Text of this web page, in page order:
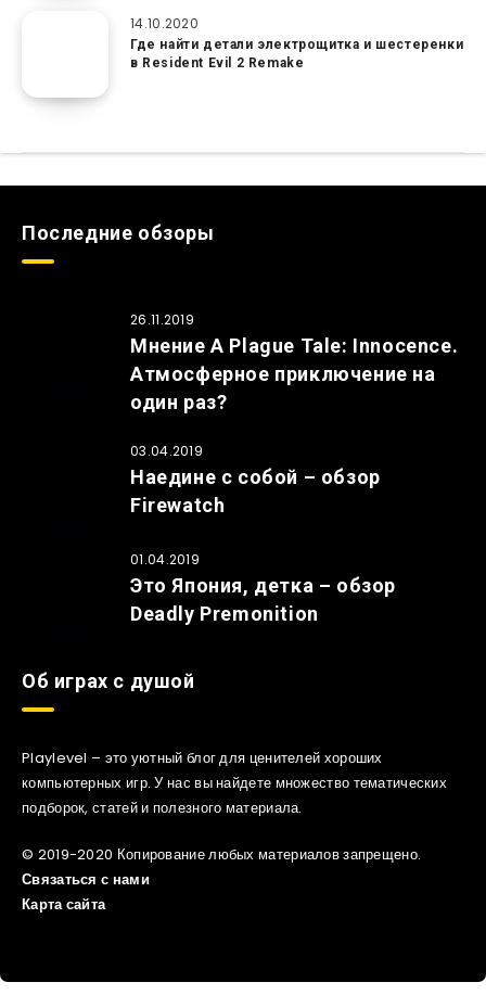
14.10.2020
Где найти детали электрощитка и шестеренки
в Resident Evil 2 Remake
Последние обзоры
26.11.2019
Мнение A Plague Tale: Innocence.
Атмосферное приключение на
один раз?
03.04.2019
Наедине с собой – обзор
Firewatch
01.04.2019
Это Япония, детка – обзор
Deadly Premonition
Об играх с душой
Playlevel – это уютный блог для ценителей хороших
компьютерных игр. У нас вы найдете множество тематических
подборок, статей и полезного материала.
© 2019-2020 Копирование любых материалов запрещено.
Связаться с нами
Карта сайта